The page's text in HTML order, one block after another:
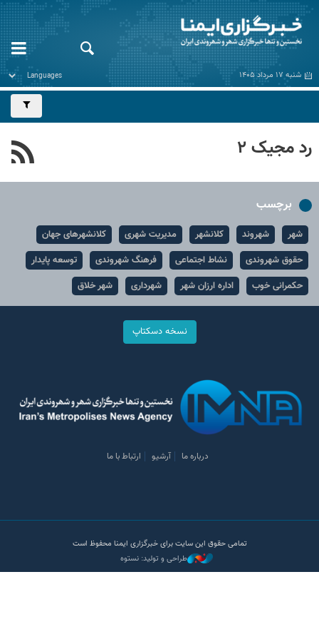
شنبه ۱۷ مرداد ۱۴۰۵
رد مجیک ۲
برچسب
شهر شهروند کلانشهر مدیریت شهری
کلانشهرهای جهان
حقوق شهروندی
نشاط اجتماعی فرهنگ شهروندی
توسعه پایدار
حکمرانی خوب
اداره ارزان شهر شهرداری شهر خلاق
نسخه دسکتاپ
درباره ما آرشیو ارتباط با ما
تمامی حقوق این سایت برای خبرگزاری ایمنا محفوظ است
طراحی و تولید: نستوه